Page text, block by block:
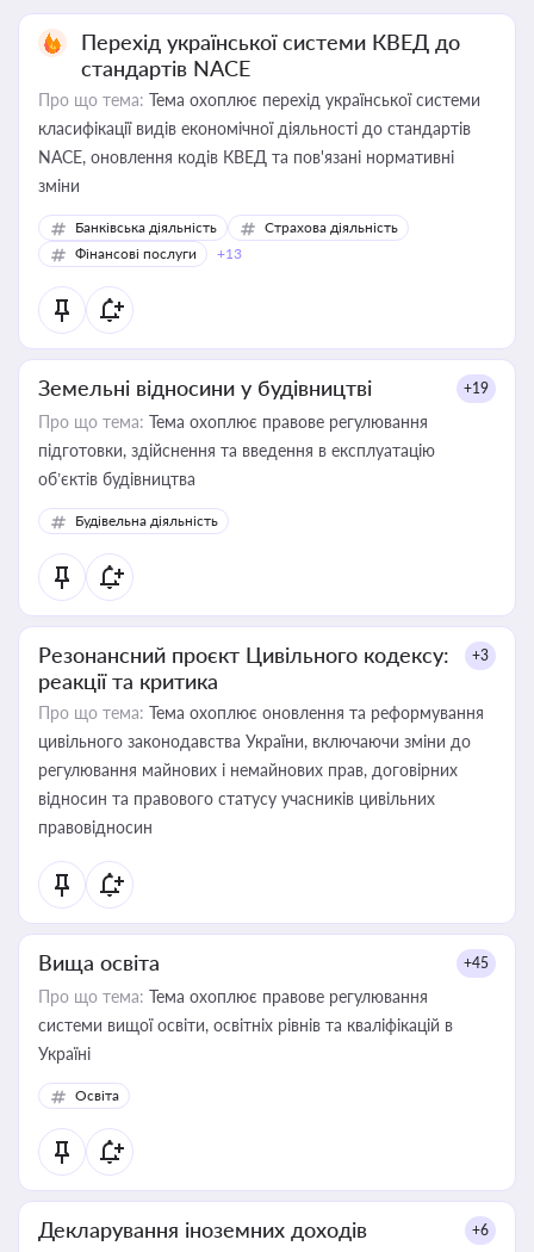
Перехід української системи КВЕД до
стандартів NACE
Про що тема: Тема охоплює перехід української системи
класифікації видів економічної діяльності до стандартів
NACE, оновлення кодів КВЕД та пов'язані нормативні
зміни
Банківська діяльність
Страхова діяльність
Фінансові послуги
+13
Земельні відносини у будівництві +19
Про що тема: Тема охоплює правове регулювання
підготовки, здійснення та введення в експлуатацію
об’єктів будівництва
Будівельна діяльність
Резонансний проєкт Цивільного кодексу:
реакції та критика
+3
Про що тема: Тема охоплює оновлення та реформування
цивільного законодавства України, включаючи зміни до
регулювання майнових і немайнових прав, договірних
відносин та правового статусу учасників цивільних
правовідносин
Вища освіта +45
Про що тема: Тема охоплює правове регулювання
системи вищої освіти, освітніх рівнів та кваліфікацій в
Україні
Освіта
Декларування іноземних доходів +6